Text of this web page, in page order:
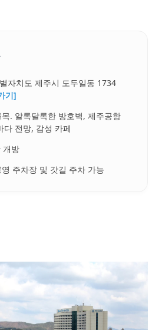
자치도 제주시 도두일동 1734
기]
. 알록달록한 방호벽, 제주공항
다 전망, 감성 카페
개방
주차장 및 갓길 주차 가능